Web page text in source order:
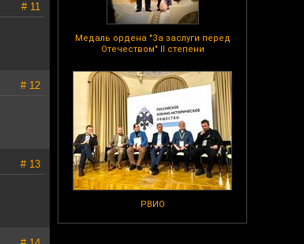
Медаль ордена "За заслуги перед
Отечеством" II степени
РВИО
# 11
# 12
# 13